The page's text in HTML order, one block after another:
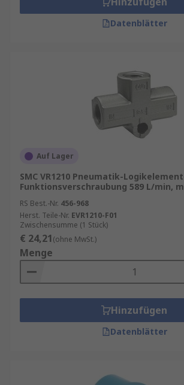
Datenblätter
Auf Lager
SMC VR1210 Pneumatik-
Funktionsverschraubung 589 L/min,
RS Best.-Nr. 456-968
Herst. Teile-Nr. EVR1210-F01
Zwischensumme (1 Stück)
€ 24,21(ohne MwSt.)
Menge
Hinzufügen
Datenblätter